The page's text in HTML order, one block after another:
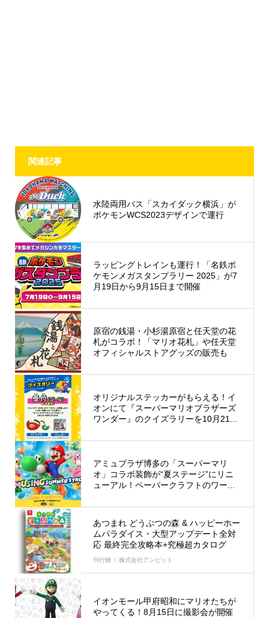
関連記事
水陸両用バス「スカイダック横浜」が
ポケモンWCS2023デザインで運行
ラッピングトレインも運行！「名鉄ポ
ケモンメガスタンプラリー 2025」が7
月19日から9月15日まで開催
原宿の銭湯・小杉湯原宿と任天堂の花
札がコラボ！「マリオ花札」や任天堂
オフィシャルストアグッズの販売も
オリジナルステッカーがもらえる！イ
オンにて『スーパーマリオブラザーズ
ワンダー』のクイズラリーを10月21...
アミュプラザ博多の「スーパーマリ
オ」コラボ装飾が“夏ステージ”にリニ
ューアル！ペーパークラフトのワー...
あつまれ どうぶつの森 & ハッピーホー
ムパラダイス・大型アップデート全対
応 最終完全攻略本+究極超カタログ
刊行物 株式会社アンビット
イオンモール甲府昭和にマリオたちが
やってくる！8月15日に撮影会が開催